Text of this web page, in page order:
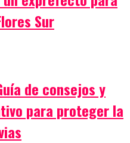
Sur
de consejos y
para proteger la